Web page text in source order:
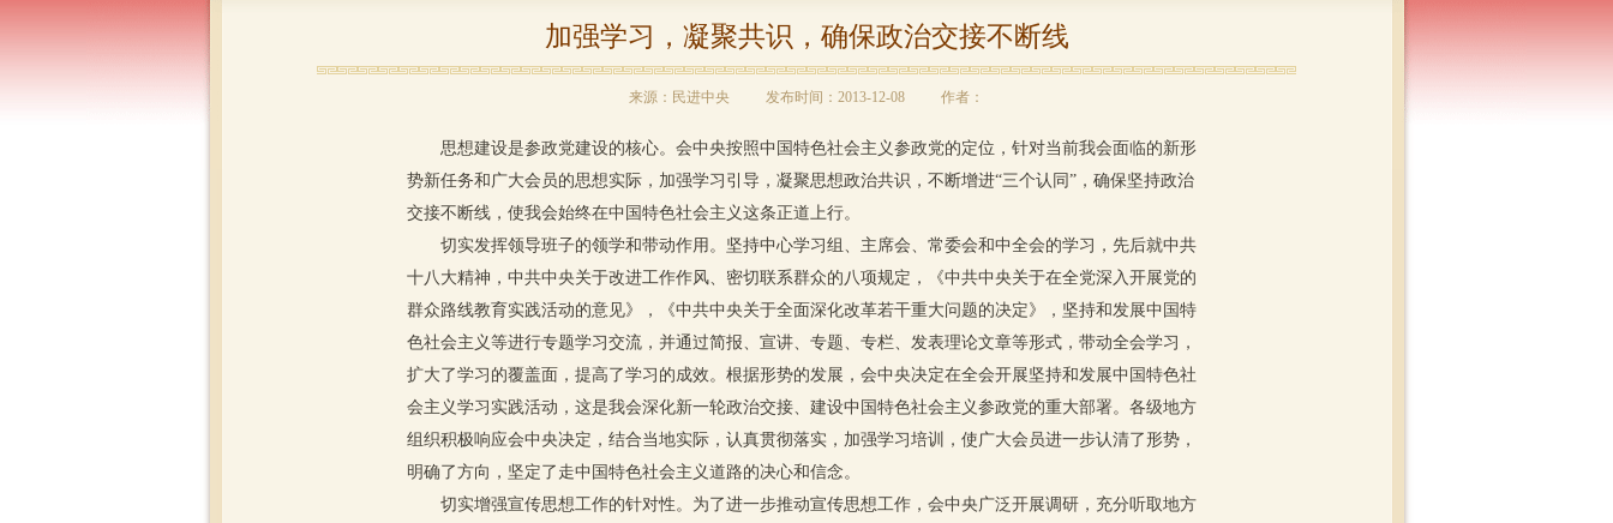
加强学习，凝聚共识，确保政治交接不断线
来源：民进中央 发布时间：2013-12-08 作者：
思想建设是参政党建设的核心。会中央按照中国特色社会主义参政党的定位，针对当前我会面临的新形
势新任务和广大会员的思想实际，加强学习引导，凝聚思想政治共识，不断增进“三个认同”，确保坚持政治
交接不断线，使我会始终在中国特色社会主义这条正道上行。
切实发挥领导班子的领学和带动作用。坚持中心学习组、主席会、常委会和中全会的学习，先后就中共
十八大精神，中共中央关于改进工作作风、密切联系群众的八项规定，《中共中央关于在全党深入开展党的
群众路线教育实践活动的意见》，《中共中央关于全面深化改革若干重大问题的决定》，坚持和发展中国特
色社会主义等进行专题学习交流，并通过简报、宣讲、专题、专栏、发表理论文章等形式，带动全会学习，
扩大了学习的覆盖面，提高了学习的成效。根据形势的发展，会中央决定在全会开展坚持和发展中国特色社
会主义学习实践活动，这是我会深化新一轮政治交接、建设中国特色社会主义参政党的重大部署。各级地方
组织积极响应会中央决定，结合当地实际，认真贯彻落实，加强学习培训，使广大会员进一步认清了形势，
明确了方向，坚定了走中国特色社会主义道路的决心和信念。
切实增强宣传思想工作的针对性。为了进一步推动宣传思想工作，会中央广泛开展调研，充分听取地方